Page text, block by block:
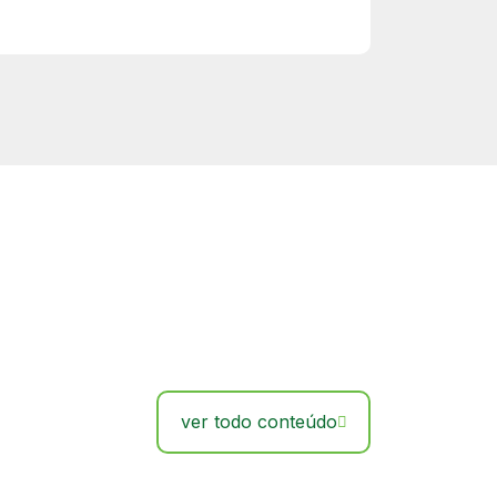
ver todo conteúdo